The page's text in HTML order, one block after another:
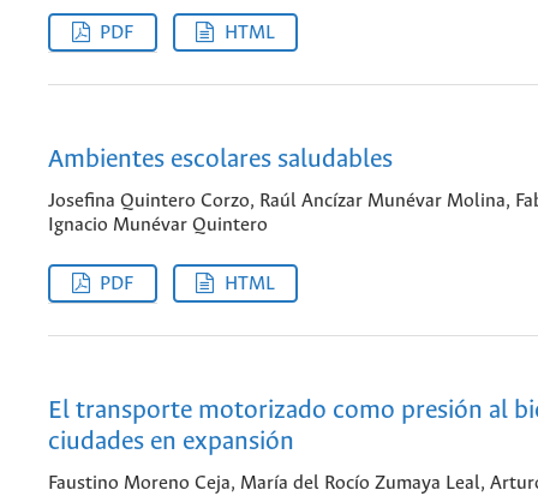
PDF HTML
Ambientes escolares saludables
Josefina Quintero Corzo, Raúl Ancízar Munévar Molina,
Ignacio Munévar Quintero
PDF HTML
El transporte motorizado como presión al
ciudades en expansión
Faustino Moreno Ceja, María del Rocío Zumaya Leal,